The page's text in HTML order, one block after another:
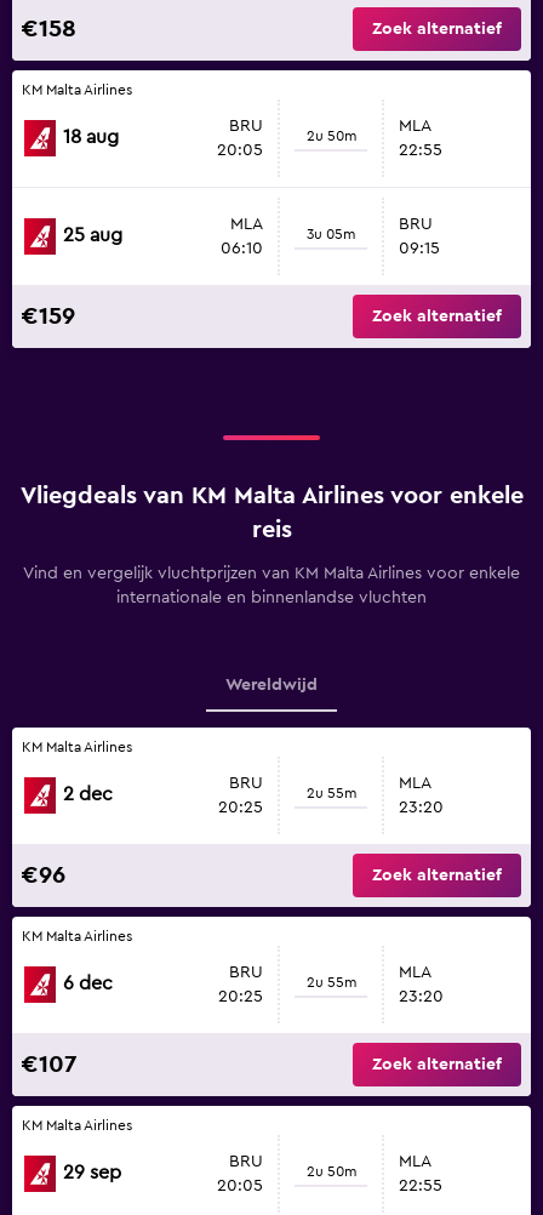
€158 Zoek alternatief
KM Malta Airlines
18 aug
BRU
20:05
2u 50m
MLA
22:55
25 aug
MLA
06:10
3u 05m
BRU
09:15
€159 Zoek alternatief
Vliegdeals van KM Malta Airlines voor enkele
reis
Vind en vergelijk vluchtprijzen van KM Malta Airlines voor enkele
internationale en binnenlandse vluchten
Wereldwijd
KM Malta Airlines
2 dec
BRU
20:25
2u 55m
MLA
23:20
€96 Zoek alternatief
KM Malta Airlines
6 dec
BRU
20:25
2u 55m
MLA
23:20
€107 Zoek alternatief
KM Malta Airlines
29 sep
BRU
20:05
2u 50m
MLA
22:55